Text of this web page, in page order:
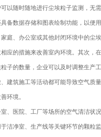
随时随地进行尘埃粒子监测，无
备数据存储和图表绘制功能，以便
庭、办公室或其他封闭环境中的尘
应的措施来改善室内环境。其次，
子的数量，企业可以及时调整生产
建筑施工等活动都可能导致空气质
环境。
医院、工厂等场所的空气清洁状
洁净室、生产线等关键环节的颗粒